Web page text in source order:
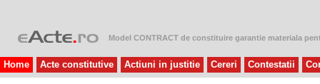
Model CONTRACT de constituire garantie materiala
Home Acte constitutive Actiuni in justitie Cereri Contestatii